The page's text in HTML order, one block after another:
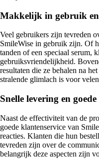
Makkelijk in gebruik en
Veel gebruikers zijn tevreden
SmileWise in gebruik zijn. Of
tanden of een speciaal serum,
gebruiksvriendelijkheid.
resultaten die ze behalen na
stralende glimlach is voor
Snelle levering en
Naast de effectiviteit van de
goede klantenservice van
reacties. Klanten die hun
tevreden zijn over de
belangrijk deze aspecten zijn